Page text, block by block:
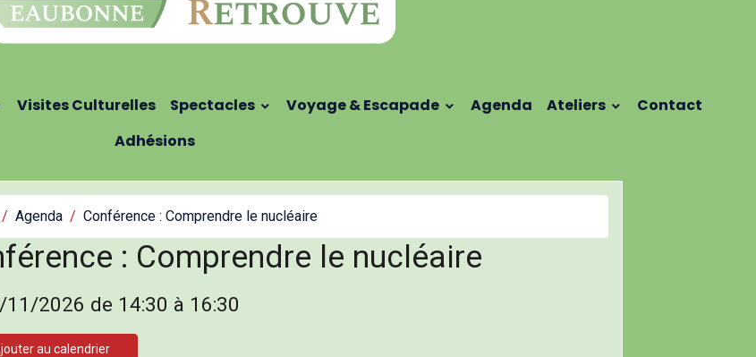
Visites Culturelles Spectacles Voyage & Escapade Agenda Ateliers
Contact
Adhésions
Agenda Conférence : Comprendre le nucléaire
: Comprendre le nucléaire
11/2026 de 14:30 à 16:30
au calendrier